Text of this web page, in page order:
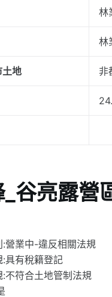
林
林
地 非
谷亮露營
:營業中-違反相關法規
具有稅籍登記
不符合土地管制法規